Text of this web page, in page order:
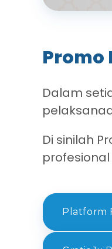
Promo
Dalam
Di sinilah
Platform